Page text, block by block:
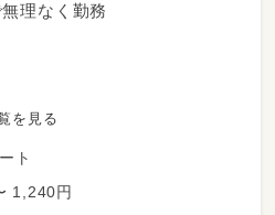
無理なく勤務
を見る
ト
1,240円